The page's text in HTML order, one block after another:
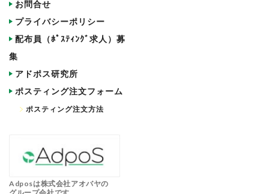
お問合せ
プライバシーポリシー
配布員（ﾎﾟｽﾃｨﾝｸﾞ求人）募
集
アドポス研究所
ポスティング注文フォーム
ポスティング注文方法
Adposは株式会社アオバヤの